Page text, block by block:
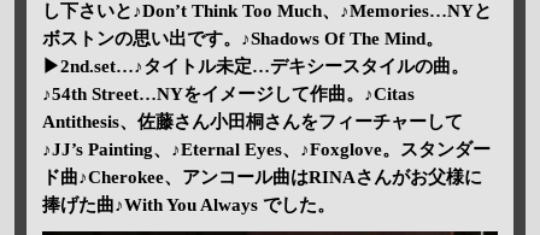
し下さいと♪Don’t Think Too Much、♪Memories…NYと
ボストンの思い出です。♪Shadows Of The Mind。
▶2nd.set…♪タイトル未定…デキシースタイルの曲。
♪54th Street…NYをイメージして作曲。♪Citas
Antithesis、佐藤さん小田桐さんをフィーチャーして
♪JJ’s Painting、♪Eternal Eyes、♪Foxglove。スタンダー
ド曲♪Cherokee、アンコール曲はRINAさんがお父様に
捧げた曲♪With You Always でした。